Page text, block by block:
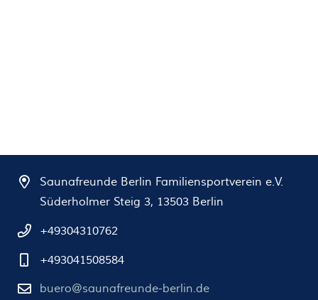
Saunafreunde Berlin Familiensportverein e.V.
Süderholmer Steig 3, 13503 Berlin
+49304310762
+493041508584
buero@saunafreunde-berlin.de